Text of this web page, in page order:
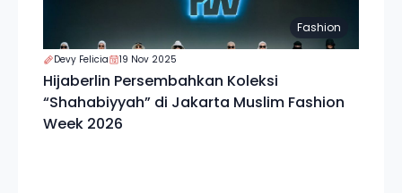
Fashion
Devy Felicia 19 Nov 2025
Hijaberlin Persembahkan Koleksi
“Shahabiyyah” di Jakarta Muslim Fashion
Week 2026